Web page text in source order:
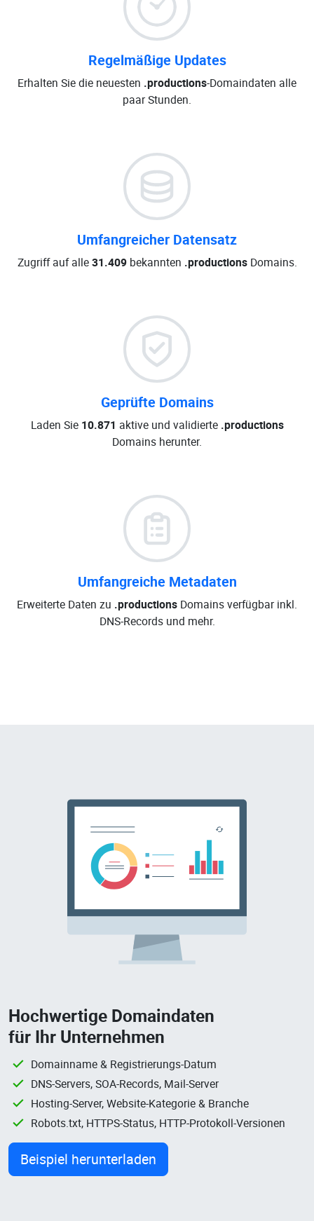
Regelmäßige Updates
Erhalten Sie die neuesten .productions-Domaindaten alle
paar Stunden.
Umfangreicher Datensatz
Zugriff auf alle31.409bekannten .productionsDomains.
Geprüfte Domains
Laden Sie 10.871 aktive und validierte .productions
Domains herunter.
Umfangreiche Metadaten
Erweiterte Daten zu .productions Domains verfügbar inkl.
DNS-Records und mehr.
Hochwertige Domaindaten
für Ihr Unternehmen
Domainname & Registrierungs-Datum
DNS-Servers, SOA-Records, Mail-Server
Hosting-Server, Website-Kategorie & Branche
Robots.txt, HTTPS-Status, HTTP-Protokoll-Versionen
Beispiel herunterladen